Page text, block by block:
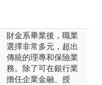
財金系畢業後，職業
選擇非常多元，超出
傳統的理專和保險業
務。除了可在銀行業
擔任企業金融、授